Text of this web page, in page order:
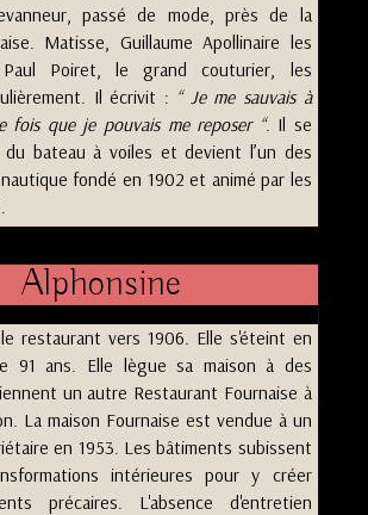
passé de mode, près de la
Matisse, Guillaume Apollinaire les
Poiret, le grand couturier, les
Il écrivit :
Je me sauvais à
fois que je pouvais me reposer . Il se
du bateau à voiles et devient l’un des
fondé en 1902 et animé par les
Alphonsine
le restaurant vers 1906. Elle s'éteint en
91 ans. Elle lègue sa maison à des
un autre Restaurant Fournaise à
La maison Fournaise est vendue à un
en 1953. Les bâtiments subissent
intérieures pour y créer
précaires. L'absence d'entretien